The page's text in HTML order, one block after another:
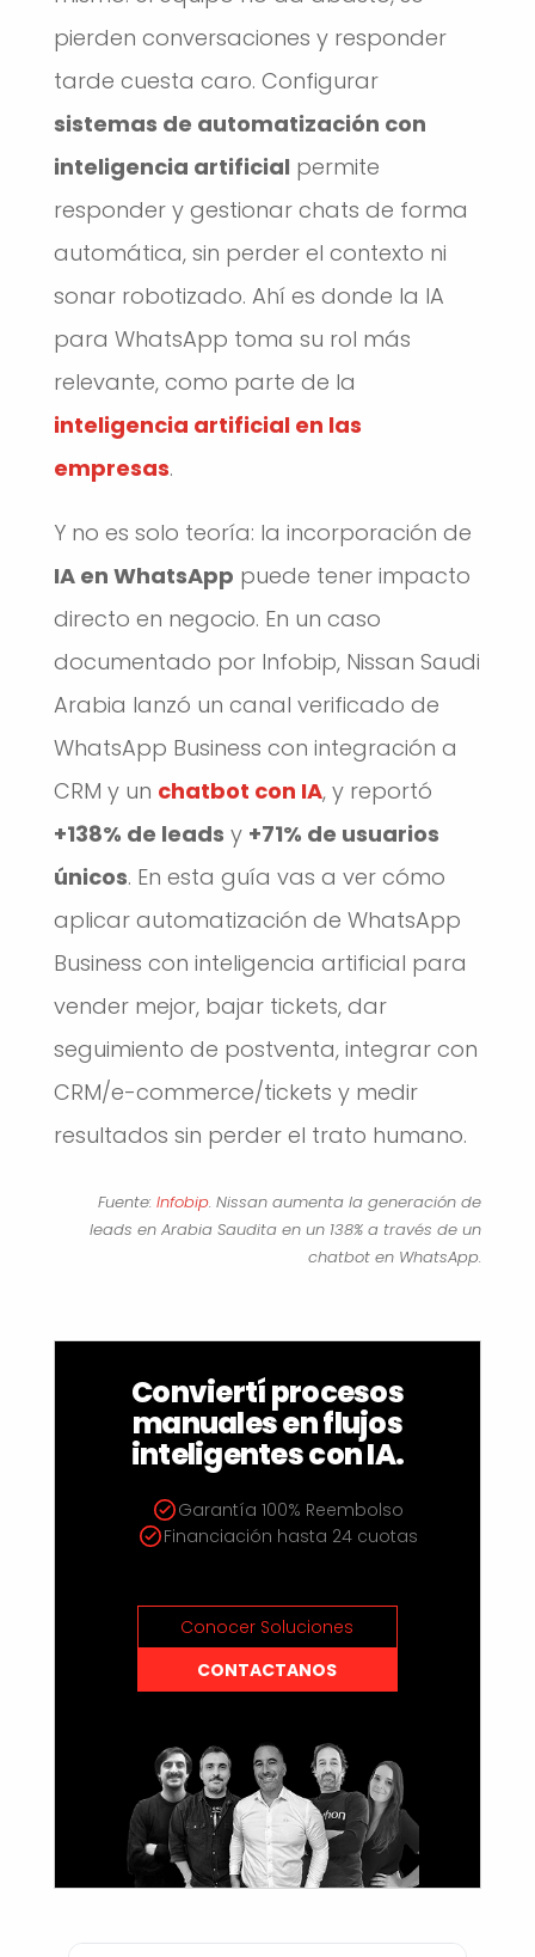
pierden conversaciones y responder
tarde cuesta caro. Configurar
sistemas de automatización con
inteligencia artificial permite
responder y gestionar chats de forma
automática, sin perder el contexto ni
sonar robotizado. Ahí es donde la IA
para WhatsApp toma su rol más
relevante, como parte de la
inteligencia artificial en las
empresas.
Y no es solo teoría: la incorporación de
IA en WhatsApp puede tener impacto
directo en negocio. En un caso
documentado por Infobip, Nissan Saudi
Arabia lanzó un canal verificado de
WhatsApp Business con integración a
CRM y un chatbot con IA, y reportó
+138% de leads y +71% de usuarios
únicos. En esta guía vas a ver cómo
aplicar automatización de WhatsApp
Business con inteligencia artificial para
vender mejor, bajar tickets, dar
seguimiento de postventa, integrar con
CRM/e-commerce/tickets y medir
resultados sin perder el trato humano.
Fuente:Infobip. Nissan aumenta la generación de
leads en Arabia Saudita en un 138% a través de un
chatbot en WhatsApp.
Conviertí procesos
manuales en flujos
inteligentes con IA.
Garantía 100% Reembolso
Financiación hasta 24 cuotas
Conocer Soluciones
CONTACTANOS